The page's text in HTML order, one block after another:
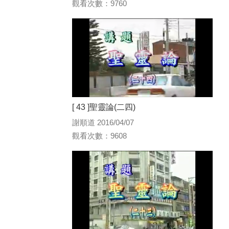
觀看次數：9760
[ 43 ]聖靈論(二四)
謝順道 2016/04/07
觀看次數：9608